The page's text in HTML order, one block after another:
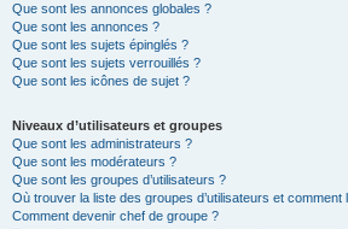
Que sont les annonces globales ?
Que sont les annonces ?
Que sont les sujets épinglés ?
Que sont les sujets verrouillés ?
Que sont les icônes de sujet ?
Niveaux d’utilisateurs et groupes
Que sont les administrateurs ?
Que sont les modérateurs ?
Que sont les groupes d’utilisateurs ?
Où trouver la liste des groupes d’utilisateurs et comment
Comment devenir chef de groupe ?